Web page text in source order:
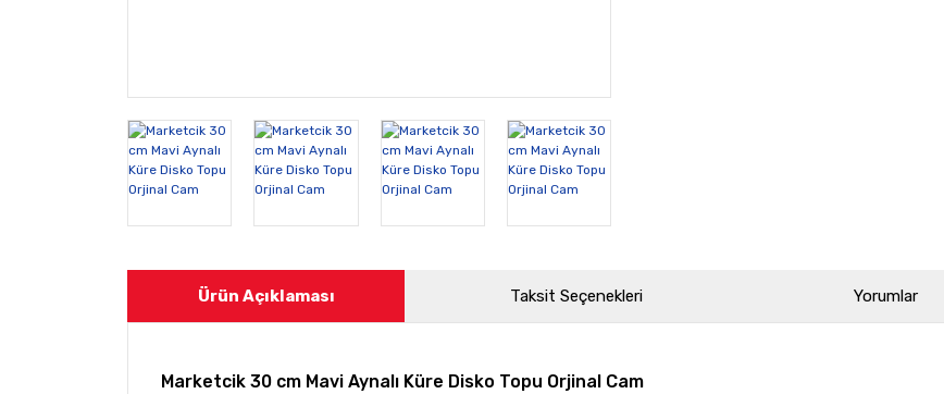
Ürün Açıklaması Taksit Seçenekleri Yorumlar
Marketcik 30 cm Mavi Aynalı Küre Disko Topu Orjinal Cam